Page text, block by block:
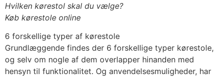
Hvilken kørestol skal du vælge?
Køb kørestole online
6 forskellige typer af kørestole
Grundlæggende findes der 6 forskellige typer kørestole,
og selv om nogle af dem overlapper hinanden med
hensyn til funktionalitet. Og anvendelsesmuligheder, har